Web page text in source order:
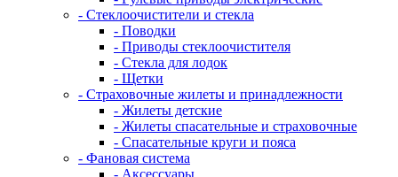
- Стеклоочистители и стекла
- Поводки
- Приводы стеклоочистителя
- Стекла для лодок
- Щетки
- Страховочные жилеты и принадлежности
- Жилеты детские
- Жилеты спасательные и страховочные
- Спасательные круги и пояса
- Фановая система
- Аксессуары